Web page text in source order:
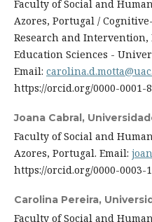
Faculty of Social and
Azores, Portugal /
Research and
Education Sciences -
Email:
https://orcid.org/0000-0001-
Joana Cabral,
Faculty of Social and
Azores, Portugal. Email:
https://orcid.org/0000-0003-
Carolina Pereira,
Faculty of Social and